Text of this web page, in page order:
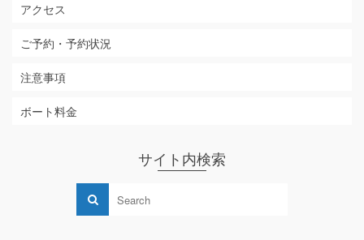
アクセス
ご予約・予約状況
注意事項
ボート料金
サイト内検索